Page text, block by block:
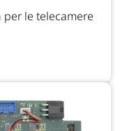
le telecamere